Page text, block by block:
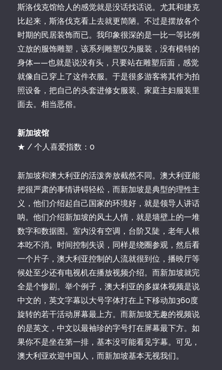
斯洛伐克馆给人的感觉就是没话找话说。尤其和捷克
比起来，斯洛伐克看上去就更简陋。不过是摆放各个
时期的民居装饰而已。我印象很深的是一比一等比例
立放的服饰雕塑，该系列雕塑仅为服装，没有模特的
身体——也就是说没有头，只要站在雕塑后面，感觉
就像自己穿上了这件衣服。于是很多游客将其作为拍
照设备，把自己的头套进修女服装、家庭主妇服装里
面去。相当恶俗。
新加坡馆
★ / 个人喜爱指数：0
新加坡和澳大利亚的活泼奔放截然不同。澳大利亚能
把很严肃的事情讲锝轻松，而新加坡是典型的理性主
义，他们介绍起自己国家的环境好，就是领导人讲话
呐。他们介绍新加坡的风土人情，就是墙壁上的一堆
数字和数据图。室内没有空调，台阶又陡，老年人根
本吃不消。时间控制失误，同样是绕圈参观，然后看
一个片子，澳大利亚控制的人流就很到位，播映厅等
候处至少还有电视机在播放视频介绍。而新加坡就完
全是个惨剧。举个例子，澳大利亚的多媒体视频是说
中文的，英文字幕以大号字体打在上下移动加360度
旋转的若干活动屏幕最上方。而新加坡无趣的视频说
的是英文，中文以最袖珍的字号打在屏幕最下方。如
果你不是坐在第一排，基本没可能看见字幕。可见，
澳大利亚欢迎中国人，而新加坡基本无视我们。